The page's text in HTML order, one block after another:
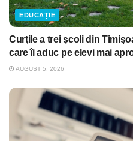
EDUCAȚIE
Curţile a trei şcoli din
care îi aduc pe elevi mai
AUGUST 5, 2026